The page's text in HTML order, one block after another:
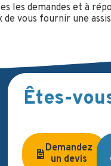
les demandes et à
vous fournir une
Êtes-
Demandez
un devis